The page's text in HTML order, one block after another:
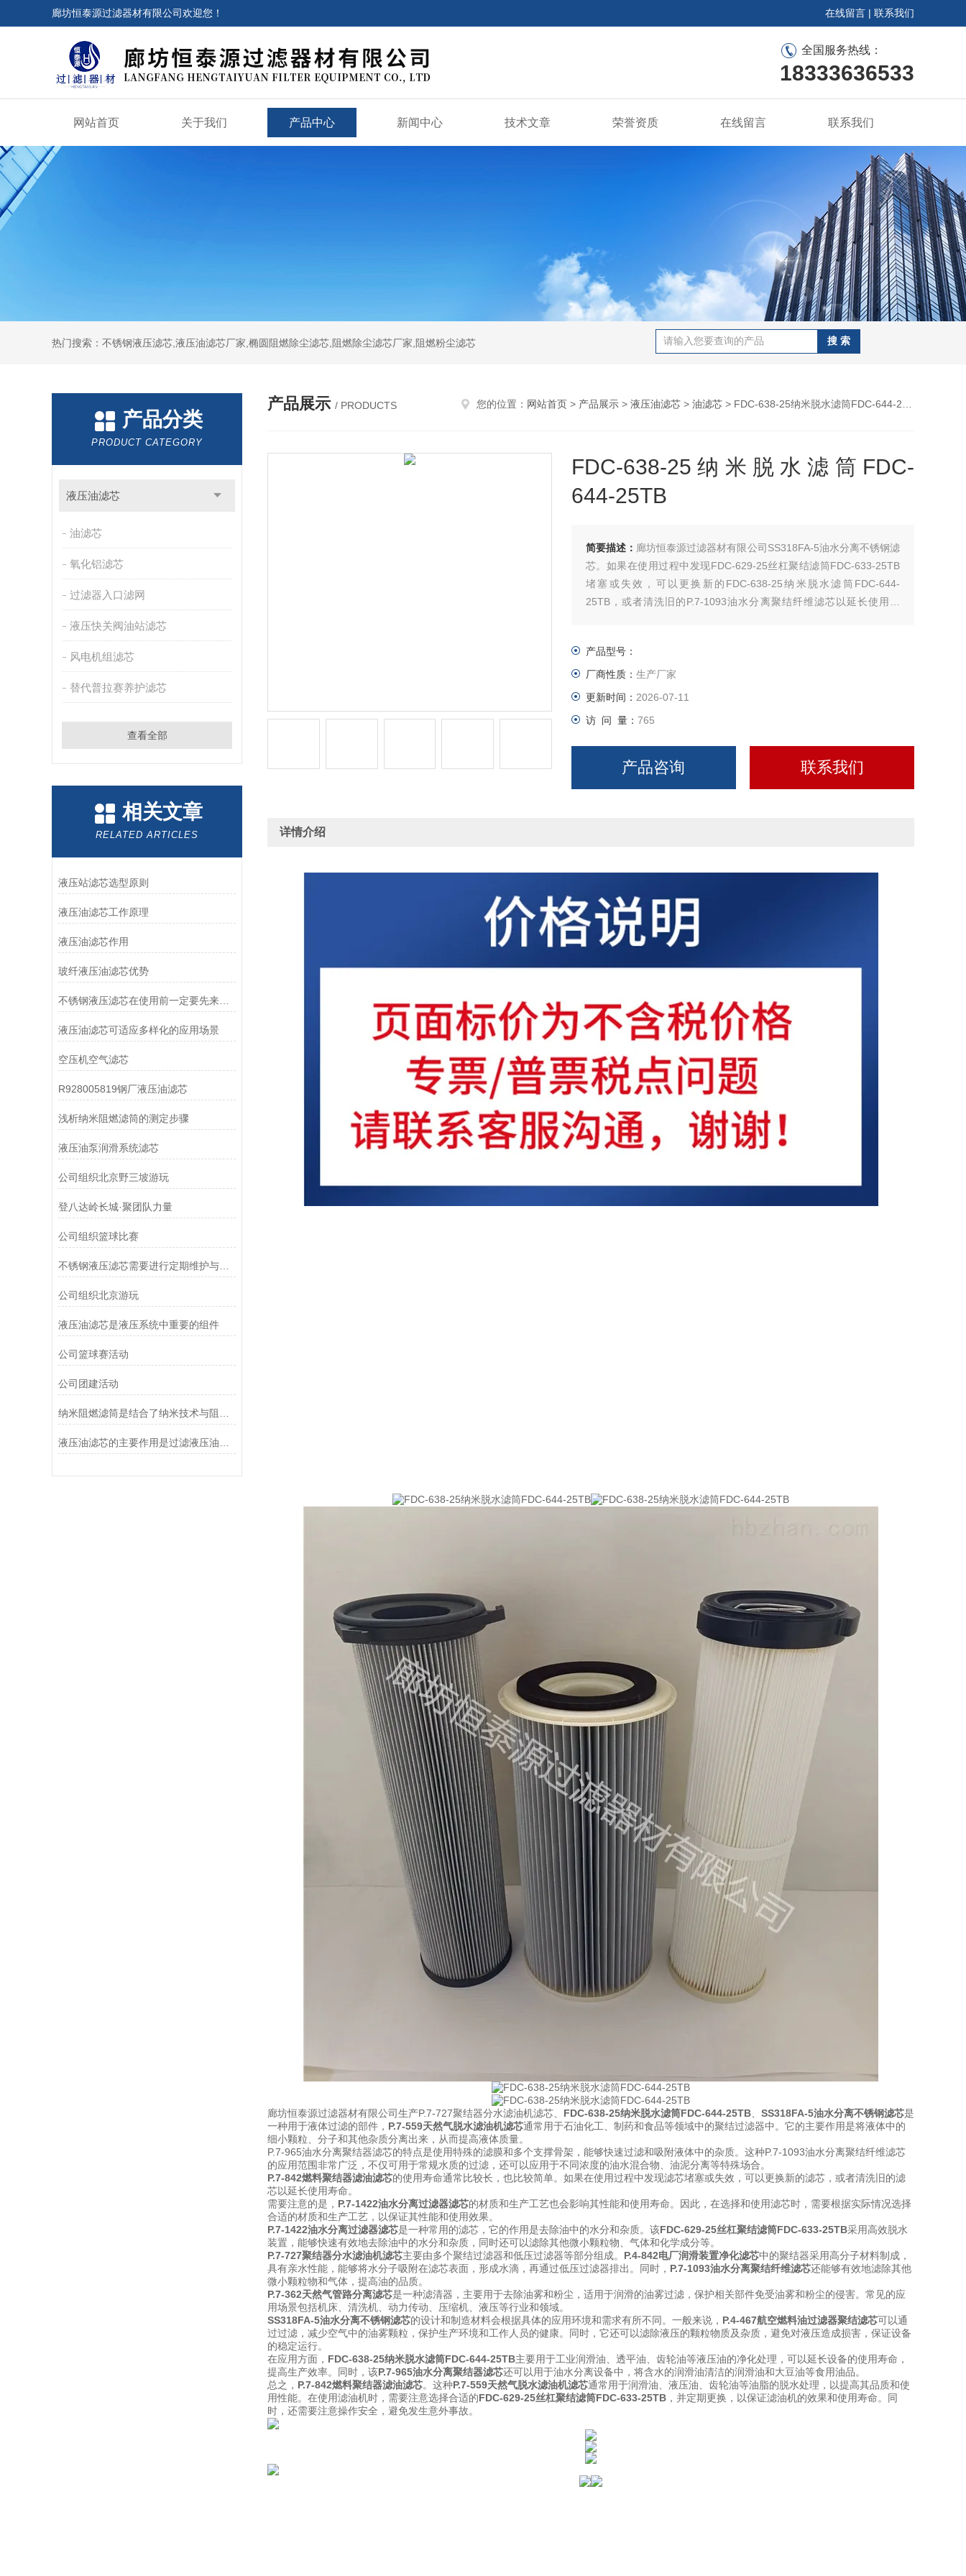
廊坊恒泰源过滤器材有限公司欢迎您！ 在线留言 | 联系我们
全国服务热线：
18333636533
网站首页 关于我们 产品中心 新闻中心 技术文章 荣誉资质 在线留言 联系我们
热门搜索：不锈钢液压滤芯,液压油滤芯厂家,椭圆阻燃除尘滤芯,阻燃除尘滤芯厂家,阻燃粉尘滤芯
产品分类
PRODUCT CATEGORY
液压油滤芯
油滤芯
氧化铝滤芯
过滤器入口滤网
液压快关阀油站滤芯
风电机组滤芯
替代普拉赛养护滤芯
查看全部
相关文章
RELATED ARTICLES
液压站滤芯选型原则
液压油滤芯工作原理
液压油滤芯作用
玻纤液压油滤芯优势
不锈钢液压滤芯在使用前一定要先来了解下这些
液压油滤芯可适应多样化的应用场景
空压机空气滤芯
R928005819钢厂液压油滤芯
浅析纳米阻燃滤筒的测定步骤
液压油泵润滑系统滤芯
公司组织北京野三坡游玩
登八达岭长城·聚团队力量
公司组织篮球比赛
不锈钢液压滤芯需要进行定期维护与清洁
公司组织北京游玩
液压油滤芯是液压系统中重要的组件
公司篮球赛活动
公司团建活动
产品展示 / PRODUCTS 您的位置： 网站首页 > 产品展示 > 液压油滤芯 > 油滤芯 > FDC-638-25纳米脱水滤筒FDC-644-25TB
FDC-638-25纳米脱水滤筒FDC-
644-25TB
简要描述： 廊坊恒泰源过滤器材有限公司SS318FA-5油水分离不锈钢滤
芯。如果在使用过程中发现FDC-629-25丝杠聚结滤筒FDC-633-25TB
堵塞或失效，可以更换新的FDC-638-25纳米脱水滤筒FDC-644-
25TB，或者清洗旧的P.7-1093油水分离聚结纤维滤芯以延长使用寿
产品型号：
厂商性质： 生产厂家
更新时间： 2026-07-11
访 问 量： 765
产品咨询 联系我们
详情介绍
廊坊恒泰源过滤器材有限公司生产P.7-727聚结器分水滤油机滤芯、 FDC-638-25纳米脱水滤筒FDC-644-25TB SS318FA-5油水分离不锈钢滤芯是
一种用于液体过滤的部件， P.7-559天然气脱水滤油机滤芯通常用于石油化工、制药和食品等领域中的聚结过滤器中。它的主要作用是将液体中的
细小颗粒、分子和其他杂质分离出来，从而提高液体质量。
P.7-965油水分离聚结器滤芯的特点是使用特殊的滤膜和多个支撑骨架，能够快速过滤和吸附液体中的杂质。这种P.7-1093油水分离聚结纤维滤芯
的应用范围非常广泛，不仅可用于常规水质的过滤，还可以应用于不同浓度的油水混合物、油泥分离等特殊场合。
P.7-842燃料聚结器滤油滤芯的使用寿命通常比较长，也比较简单。如果在使用过程中发现滤芯堵塞或失效，可以更换新的滤芯，或者清洗旧的滤
芯以延长使用寿命。
需要注意的是， P.7-1422油水分离过滤器滤芯的材质和生产工艺也会影响其性能和使用寿命。因此，在选择和使用滤芯时，需要根据实际情况选择
合适的材质和生产工艺，以保证其性能和使用效果。
P.7-1422油水分离过滤器滤芯是一种常用的滤芯，它的作用是去除油中的水分和杂质。该FDC-629-25丝杠聚结滤筒FDC-633-25TB采用高效脱水
装置，能够快速有效地去除油中的水分和杂质，同时还可以滤除其他微小颗粒物、气体和化学成分等。
P.7-727聚结器分水滤油机滤芯主要由多个聚结过滤器和低压过滤器等部分组成。 P.4-842电厂润滑装置净化滤芯中的聚结器采用高分子材料制成，
具有亲水性能，能够将水分子吸附在滤芯表面，形成水滴，再通过低压过滤器排出。同时， P.7-1093油水分离聚结纤维滤芯还能够有效地滤除其他
微小颗粒物和气体，提高油的品质。
P.7-362天然气管路分离滤芯是一种滤清器，主要用于去除油雾和粉尘，适用于润滑的油雾过滤，保护相关部件免受油雾和粉尘的侵害。常见的应
用场景包括机床、清洗机、动力传动、压缩机、液压等行业和领域。
SS318FA-5油水分离不锈钢滤芯的设计和制造材料会根据具体的应用环境和需求有所不同。一般来说， P.4-467航空燃料油过滤器聚结滤芯可以通
过过滤，减少空气中的油雾颗粒，保护生产环境和工作人员的健康。同时，它还可以滤除液压的颗粒物质及杂质，避免对液压造成损害，保证设备
的稳定运行。
在应用方面， FDC-638-25纳米脱水滤筒FDC-644-25TB主要用于工业润滑油、透平油、齿轮油等液压油的净化处理，可以延长设备的使用寿命，
提高生产效率。同时，该P.7-965油水分离聚结器滤芯还可以用于油水分离设备中，将含水的润滑油清洁的润滑油和大豆油等食用油品。
总之， P.7-842燃料聚结器滤油滤芯。这种P.7-559天然气脱水滤油机滤芯通常用于润滑油、液压油、齿轮油等油脂的脱水处理，以提高其品质和使
用性能。在使用滤油机时，需要注意选择合适的FDC-629-25丝杠聚结滤筒FDC-633-25TB ，并定期更换，以保证滤油机的效果和使用寿命。同
时，还需要注意操作安全，避免发生意外事故。